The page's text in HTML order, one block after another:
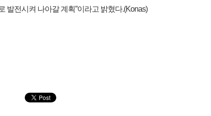
발전시켜 나아갈 계획”이라고 밝혔다.(Konas)